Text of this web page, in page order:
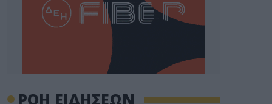
ΡΟΗ ΕΙΔΗΣΕΩΝ